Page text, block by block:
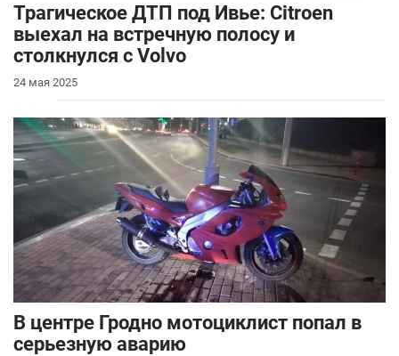
Трагическое ДТП под Ивье: Citroen
выехал на встречную полосу и
столкнулся с Volvo
24 мая 2025
В центре Гродно мотоциклист попал в
серьезную аварию